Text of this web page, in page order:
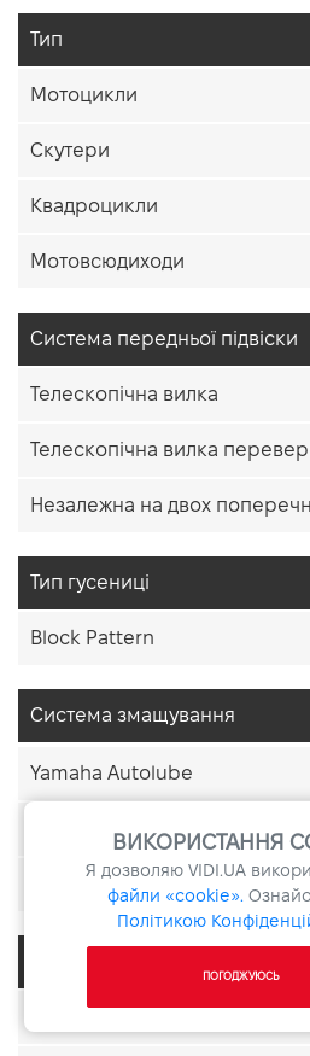
Тип
Мотоцикли
Скутери
Квадроцикли
Мотовсюдиходи
Система передньої підвіски
Телескопічна вилка
Телескопічна вилка
Незалежна на двох
Тип гусениці
Block Pattern
Система змащування
Yamaha Autolube
Сухий картер
Премікс
ВИКОРИСТАННЯ
Я дозволяю VIDI.UA
файли «cookie».
Політикою
ПОГОДЖУЮСЬ